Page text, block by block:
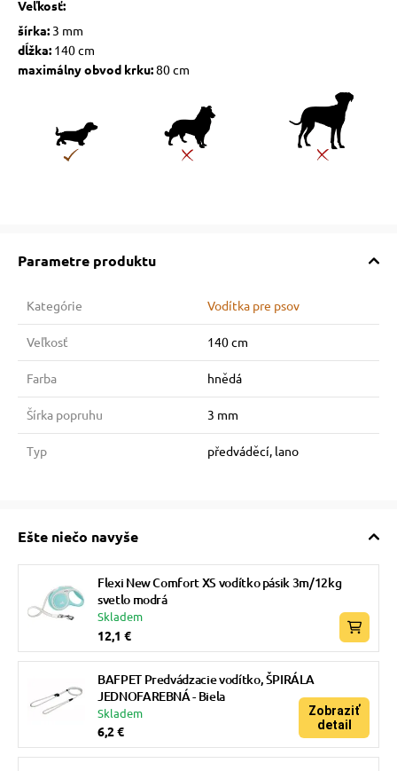
Veľkosť:
šírka:3 mm
dĺžka:140 cm
maximálny obvod krku:80 cm
Parametre produktu
Kategórie Vodítka pre psov
Veľkosť 140 cm
Farba hnědá
Šírka popruhu 3 mm
Typ předváděcí, lano
Ešte niečo navyše
Flexi New Comfort XS vodítko pásik 3m/12kg
svetlo modrá
Skladem
12,1 €
BAFPET Predvádzacie vodítko, ŠPIRÁLA
JEDNOFAREBNÁ - Biela
Skladem
6,2 €
Zobraziť
detail